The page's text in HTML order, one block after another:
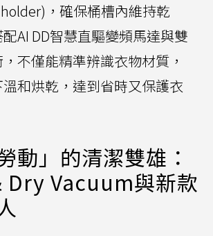
，確保桶槽內維持乾
AI DD智慧直驅變頻馬達與雙
不僅能精準辨識衣物材質，
和烘乾，達到省時又保護衣
動」的清潔雙雄：
Dry Vacuum與新款